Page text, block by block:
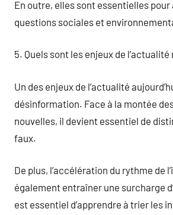
En outre, elles sont essentielles
questions sociales et
5. Quels sont les enjeux de l’actualité
Un des enjeux de l’actualité
désinformation. Face à la montée
nouvelles, il devient essentiel de
faux.
De plus, l’accélération du rythme de
également entraîner une surcharge
est essentiel d’apprendre à trier les